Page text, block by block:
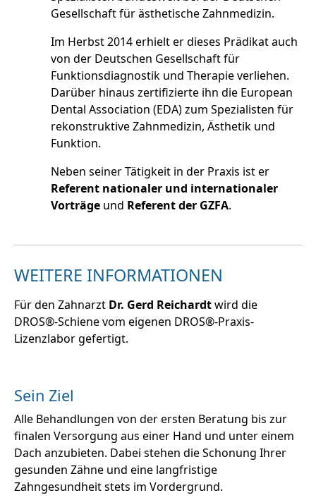
Gesellschaft für ästhetische Zahnmedizin.
Im Herbst 2014 erhielt er dieses Prädikat auch
von der Deutschen Gesellschaft für
Funktionsdiagnostik und Therapie verliehen.
Darüber hinaus zertifizierte ihn die European
Dental Association (EDA) zum Spezialisten für
rekonstruktive Zahnmedizin, Ästhetik und
Funktion.
Neben seiner Tätigkeit in der Praxis ist er
Referent nationaler und internationaler
Vorträge und Referent der GZFA.
WEITERE INFORMATIONEN
Für den Zahnarzt Dr. Gerd Reichardtwird die
DROS®-Schiene vom eigenen DROS®-Praxis-
Lizenzlabor gefertigt.
Sein Ziel
Alle Behandlungen von der ersten Beratung bis zur
finalen Versorgung aus einer Hand und unter einem
Dach anzubieten. Dabei stehen die Schonung Ihrer
gesunden Zähne und eine langfristige
Zahngesundheit stets im Vordergrund.